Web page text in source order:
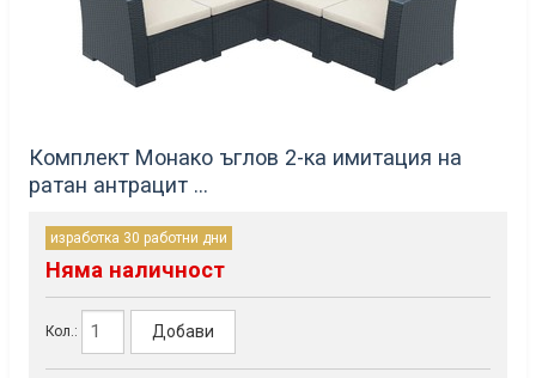
Комплект Монако ъглов 2-ка имитация на
ратан антрацит ...
изработка 30 работни дни
Няма наличност
Кол.: Добави